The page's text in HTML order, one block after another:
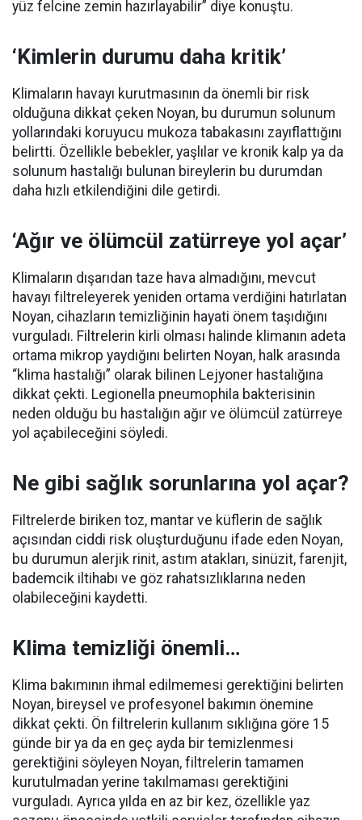
yüz felcine zemin hazırlayabilir” diye konuştu.
‘Kimlerin durumu daha kritik’
Klimaların havayı kurutmasının da önemli bir risk
olduğuna dikkat çeken Noyan, bu durumun solunum
yollarındaki koruyucu mukoza tabakasını zayıflattığını
belirtti. Özellikle bebekler, yaşlılar ve kronik kalp ya da
solunum hastalığı bulunan bireylerin bu durumdan
daha hızlı etkilendiğini dile getirdi.
‘Ağır ve ölümcül zatürreye yol açar’
Klimaların dışarıdan taze hava almadığını, mevcut
havayı filtreleyerek yeniden ortama verdiğini hatırlatan
Noyan, cihazların temizliğinin hayati önem taşıdığını
vurguladı. Filtrelerin kirli olması halinde klimanın adeta
ortama mikrop yaydığını belirten Noyan, halk arasında
“klima hastalığı” olarak bilinen Lejyoner hastalığına
dikkat çekti. Legionella pneumophila bakterisinin
neden olduğu bu hastalığın ağır ve ölümcül zatürreye
yol açabileceğini söyledi.
Ne gibi sağlık sorunlarına yol açar?
Filtrelerde biriken toz, mantar ve küflerin de sağlık
açısından ciddi risk oluşturduğunu ifade eden Noyan,
bu durumun alerjik rinit, astım atakları, sinüzit, farenjit,
bademcik iltihabı ve göz rahatsızlıklarına neden
olabileceğini kaydetti.
Klima temizliği önemli…
Klima bakımının ihmal edilmemesi gerektiğini belirten
Noyan, bireysel ve profesyonel bakımın önemine
dikkat çekti. Ön filtrelerin kullanım sıklığına göre 15
günde bir ya da en geç ayda bir temizlenmesi
gerektiğini söyleyen Noyan, filtrelerin tamamen
kurutulmadan yerine takılmaması gerektiğini
vurguladı. Ayrıca yılda en az bir kez, özellikle yaz